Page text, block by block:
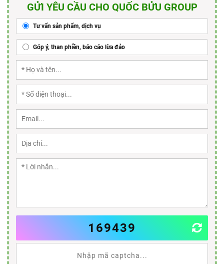
GỬI YÊU CẦU CHO QUỐC BỬU GROUP
Tư vấn sản phẩm, dịch vụ
Góp ý, than phiền, báo cáo lừa đảo
169439